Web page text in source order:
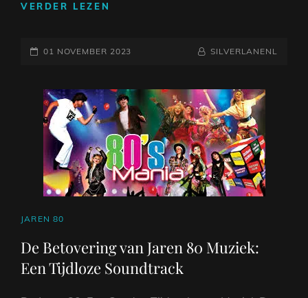
VERDER LEZEN
VAN
80:
EEN
DUIK
IN
DE
WERELD
VAN
GEPLAATST
01 NOVEMBER 2023 NAAMREGEL
BYLINE
SILVERLANENL
CAT
JAREN 80
De Betovering van Jaren 80 Muziek:
Een Tijdloze Soundtrack